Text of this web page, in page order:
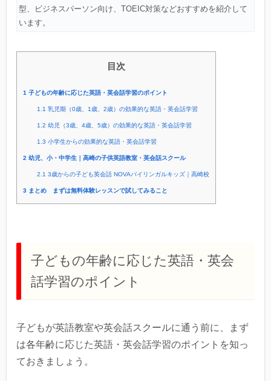
型、ビジネスパーソン向け、TOEIC対策などおすすめを紹介して
います。
目次
1 子どもの年齢に応じた英語・英会話学習のポイント
1.1 乳児期（0歳、1歳、2歳）の効果的な英語・英会話学習
1.2 幼児（3歳、4歳、5歳）の効果的な英語・英会話学習
1.3 小学生からの効果的な英語・英会話学習
2 幼児、小・中学生｜高崎の子供英語教室・英会話スクール
2.1 3歳からの子ども英会話 NOVAバイリンガルキッズ｜高崎校
3 まとめ まずは無料体験レッスンで試してみること
子どもの年齢に応じた英語・英会
話学習のポイント
子どもが英語教室や英会話スクールに通う前に、まず
は各年齢に応じた英語・英会話学習のポイントを知っ
ておきましょう。